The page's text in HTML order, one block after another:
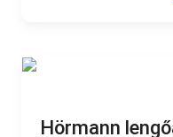
Hörmann